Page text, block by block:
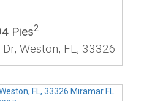
Pies2
Weston, FL, 33326